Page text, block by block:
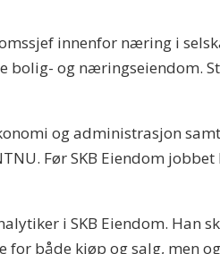
innenfor næring i
bolig- og næringseiendom.
og administrasjon
Før SKB Eiendom
i SKB Eiendom. Han
for både kjøp og salg, men